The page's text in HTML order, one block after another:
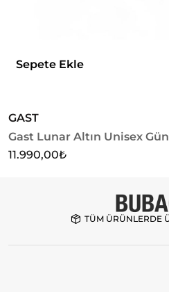
Sepete Ekle
GAST
Gast Lunar Altın Unisex
11.990,00₺
TÜM ÜRÜNLERDE